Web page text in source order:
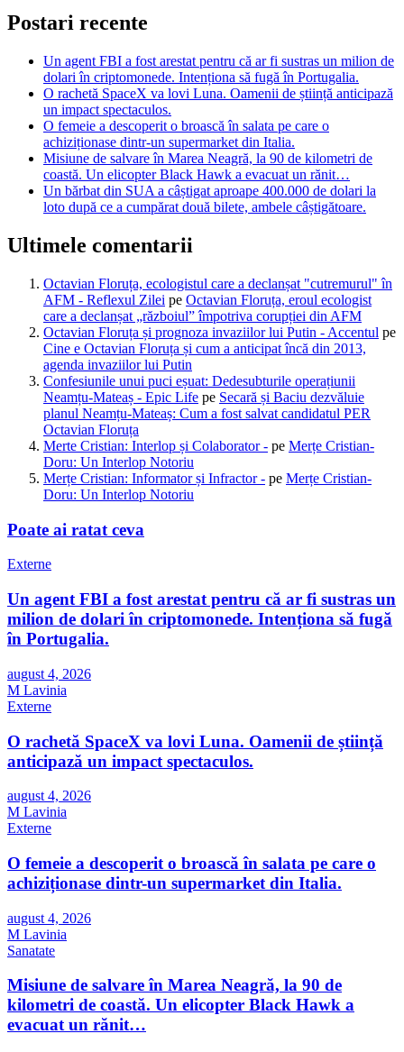
Postari recente
Un agent FBI a fost arestat pentru că ar fi sustras un milion de
dolari în criptomonede. Intenționa să fugă în Portugalia.
O rachetă SpaceX va lovi Luna. Oamenii de știință anticipază
un impact spectaculos.
O femeie a descoperit o broască în salata pe care o
achiziționase dintr-un supermarket din Italia.
Misiune de salvare în Marea Neagră, la 90 de kilometri de
coastă. Un elicopter Black Hawk a evacuat un rănit…
Un bărbat din SUA a câștigat aproape 400.000 de dolari la
loto după ce a cumpărat două bilete, ambele câștigătoare.
Ultimele comentarii
Octavian Floruța, ecologistul care a declanșat "cutremurul" în
AFM - Reflexul Zilei pe Octavian Floruța, eroul ecologist
care a declanșat „războiul” împotriva corupției din AFM
Octavian Floruța și prognoza invaziilor lui Putin - Accentul pe
Cine e Octavian Floruța și cum a anticipat încă din 2013,
agenda invaziilor lui Putin
Confesiunile unui puci eșuat: Dedesubturile operațiunii
Neamțu-Mateaș - Epic Life pe Secară și Baciu dezvăluie
planul Neamțu-Mateaș: Cum a fost salvat candidatul PER
Octavian Floruța
Merte Cristian: Interlop și Colaborator - pe Merțe Cristian-
Doru: Un Interlop Notoriu
Merțe Cristian: Informator și Infractor - pe Merțe Cristian-
Doru: Un Interlop Notoriu
Poate ai ratat ceva
Externe
Un agent FBI a fost arestat pentru că ar fi sustras un
milion de dolari în criptomonede. Intenționa să fugă
în Portugalia.
august 4, 2026
M Lavinia
Externe
O rachetă SpaceX va lovi Luna. Oamenii de știință
anticipază un impact spectaculos.
august 4, 2026
M Lavinia
Externe
O femeie a descoperit o broască în salata pe care o
achiziționase dintr-un supermarket din Italia.
august 4, 2026
M Lavinia
Sanatate
Misiune de salvare în Marea Neagră, la 90 de
kilometri de coastă. Un elicopter Black Hawk a
evacuat un rănit…